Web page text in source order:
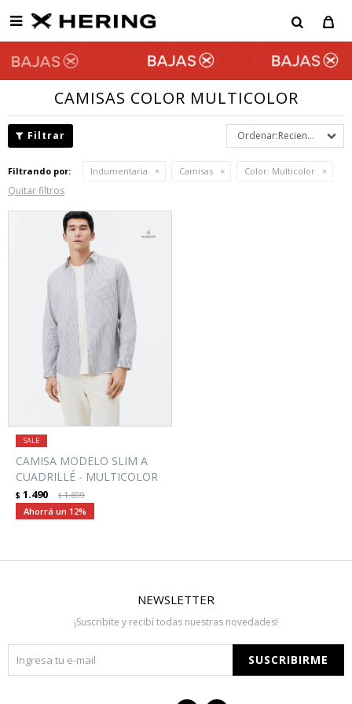

CAMISAS COLOR MULTICOLOR
Recientes
Filtrando por: Indumentaria Camisas Color: Multicolor
Quitar filtros
CAMISA MODELO SLIM A
CUADRILLÉ - MULTICOLOR
$ 1.490 $1.699
12
NEWSLETTER
¡Suscribite y recibí todas nuestras novedades!
SUSCRIBIRME